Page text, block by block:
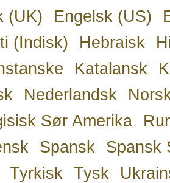
(UK)
Engelsk (US)
(Indisk)
Hebraisk
Katalansk
Nederlandsk
Sør Amerika
Spansk
Spansk
Tyrkisk Tysk